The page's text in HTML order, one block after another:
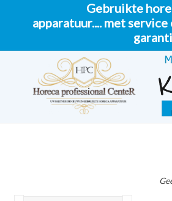
Gebruikte
apparatuur.... met service